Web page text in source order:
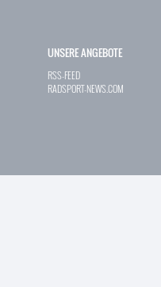
UNSERE ANGEBOTE
RSS-FEED
RADSPORT-NEWS.COM